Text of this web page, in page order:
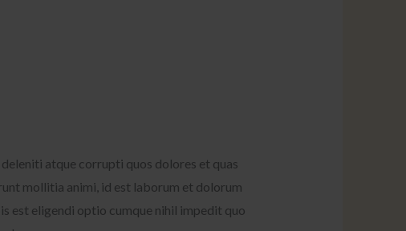
atque corrupti quos dolores et quas
mollitia animi, id est laborum et dolorum
est eligendi optio cumque nihil impedit quo